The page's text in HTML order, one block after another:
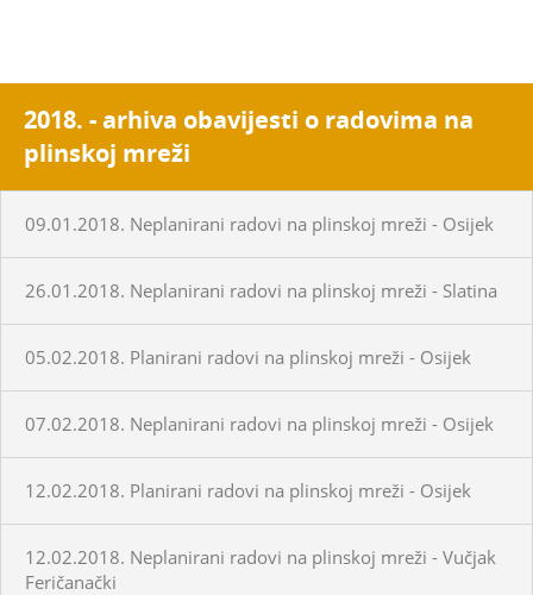
2018. - arhiva obavijesti o radovima na
plinskoj mreži
09.01.2018. Neplanirani radovi na plinskoj mreži - Osijek
26.01.2018. Neplanirani radovi na plinskoj mreži - Slatina
05.02.2018. Planirani radovi na plinskoj mreži - Osijek
07.02.2018. Neplanirani radovi na plinskoj mreži - Osijek
12.02.2018. Planirani radovi na plinskoj mreži - Osijek
12.02.2018. Neplanirani radovi na plinskoj mreži - Vučjak
Feričanački